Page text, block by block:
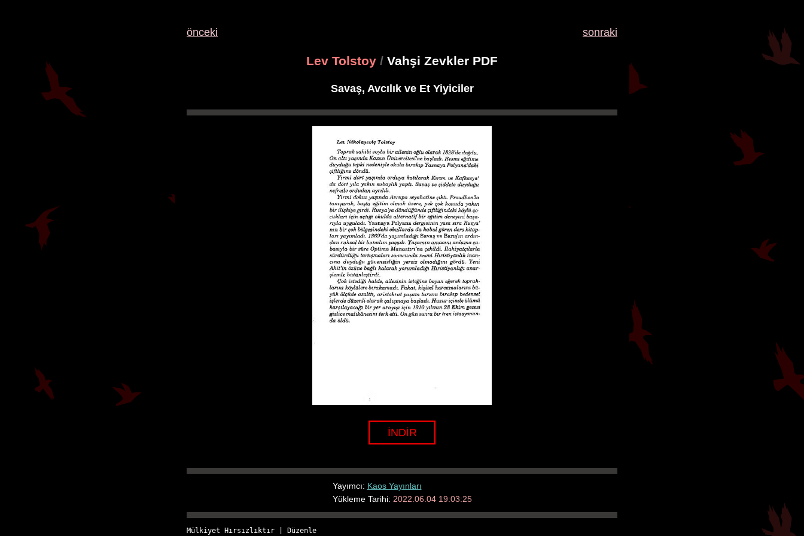
önceki sonraki
Lev Tolstoy / Vahşi Zevkler PDF
Savaş, Avcılık ve Et Yiyiciler
İNDİR
Yayımcı: Kaos Yayınları
Yükleme Tarihi: 2022.06.04 19:03:25
Mülkiyet Hırsızlıktır Düzenle